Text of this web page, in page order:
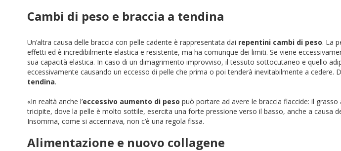
Cambi di peso e braccia a tendina
Un’altra causa delle braccia con pelle cadente è rappresentata dai repentini cambi di peso. La
effetti ed è incredibilmente elastica e resistente, ma ha comunque dei limiti. Se viene
sua capacità elastica. In caso di un dimagrimento improvviso, il tessuto sottocutaneo e quello
eccessivamente causando un eccesso di pelle che prima o poi tenderà inevitabilmente a cedere.
tendina.
«In realtà anche l’eccessivo aumento di peso può portare ad avere le braccia flaccide: il grasso
tricipite, dove la pelle è molto sottile, esercita una forte pressione verso il basso, anche a causa
Insomma, come si accennava, non c’è una regola fissa.
Alimentazione e nuovo collagene